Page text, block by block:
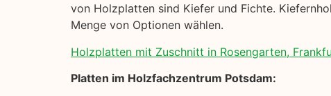
von Holzplatten sind Kiefer und Fichte.
Menge von Optionen wählen.
Holzplatten mit Zuschnitt in Rosengarten,
Platten im Holzfachzentrum Potsdam: